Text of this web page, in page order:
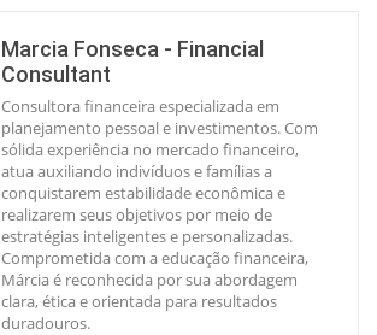
Marcia Fonseca - Financial
Consultant
Consultora financeira especializada em
planejamento pessoal e investimentos. Com
sólida experiência no mercado financeiro,
atua auxiliando indivíduos e famílias a
conquistarem estabilidade econômica e
realizarem seus objetivos por meio de
estratégias inteligentes e personalizadas.
Comprometida com a educação financeira,
Márcia é reconhecida por sua abordagem
clara, ética e orientada para resultados
duradouros.